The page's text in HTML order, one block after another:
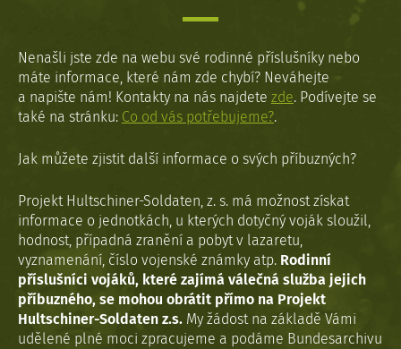
Nenašli jste zde na webu své rodinné příslušníky nebo
máte informace, které nám zde chybí? Neváhejte
a napište nám! Kontakty na nás najdete zde. Podívejte se
také na stránku: Co od vás potřebujeme?.
Jak můžete zjistit další informace o svých příbuzných?
Projekt Hultschiner-Soldaten, z. s. má možnost získat
informace o jednotkách, u kterých dotyčný voják sloužil,
hodnost, případná zranění a pobyt v lazaretu,
vyznamenání, číslo vojenské známky atp. Rodinní
příslušníci vojáků, které zajímá válečná služba jejich
příbuzného, se mohou obrátit přímo na Projekt
Hultschiner-Soldaten z.s. My žádost na základě Vámi
udělené plné moci zpracujeme a podáme Bundesarchivu